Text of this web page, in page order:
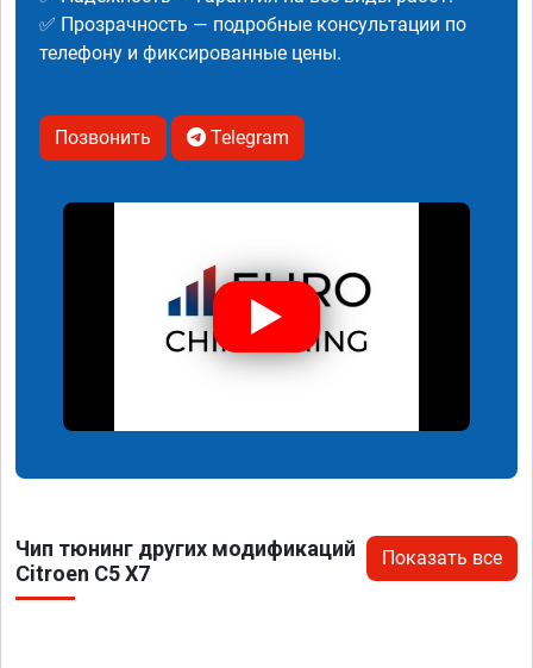
✅ Прозрачность — подробные консультации по
телефону и фиксированные цены.
Позвонить Telegram
Чип тюнинг других модификаций
Citroen C5 X7
Показать все